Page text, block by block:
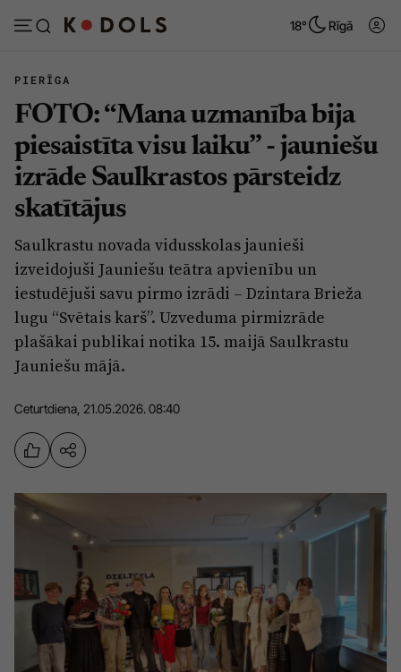
18° Rīgā
Abonēt Pieslēgties
Ziņas
Politika
Pašvaldības
Izglītība
Veselība
Ģimene
Drošība
Tēmas
Dzīve un ticība
Ekonomika
Krimināli
Izklaide
Pierīga
Ķekava
Mārupe
Olaine
Projekti
Mediju atbalsta fonds
Zivju fonds
Zaļā nākotne
Iedvesmai nav vecuma
PIERĪGA
FOTO: “Mana uzmanība bija
piesaistīta visu laiku” - jauniešu
izrāde Saulkrastos pārsteidz
skatītājus
Saulkrastu novada vidusskolas jaunieši
izveidojuši Jauniešu teātra apvienību un
iestudējuši savu pirmo izrādi – Dzintara Brieža
lugu “Svētais karš”. Uzveduma pirmizrāde
plašākai publikai notika 15. maijā Saulkrastu
Jauniešu mājā.
Ceturtdiena, 21.05.2026. 08:40